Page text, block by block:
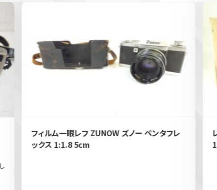
フィルム一眼レフ ZUNOW ズノー ペンタフレ
ックス 1:1.8 5cm